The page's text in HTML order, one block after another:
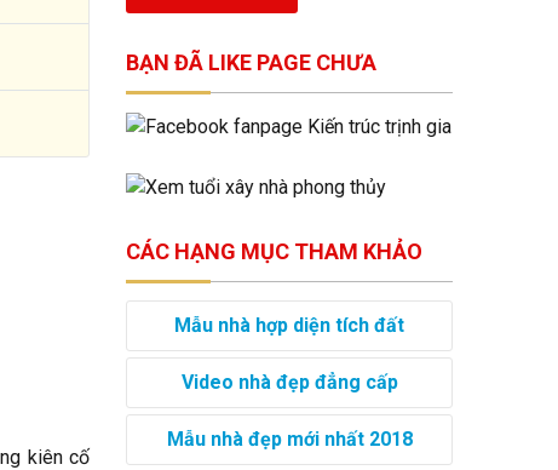
kiên cố
BẠN ĐÃ LIKE PAGE CHƯA
CÁC HẠNG MỤC THAM KHẢO
Mẫu nhà hợp diện tích đất
Video nhà đẹp đẳng cấp
Mẫu nhà đẹp mới nhất 2018